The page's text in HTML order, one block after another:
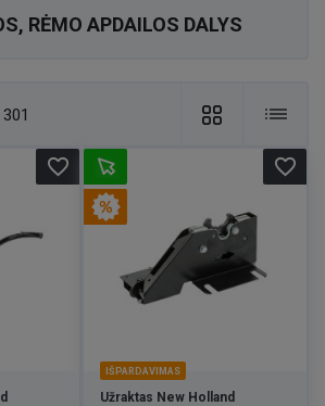
RĖMO APDAILOS DALYS
favorite_border
IŠPARDAVIMAS
Užraktas New Holland
favorite_border